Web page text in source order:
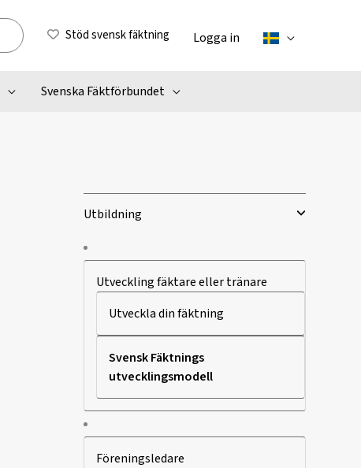
Stöd svensk fäktning Logga in
Svenska Fäktförbundet
Utbildning
Utveckling fäktare eller tränare
Utveckla din fäktning
Svensk Fäktnings
utvecklingsmodell
Föreningsledare